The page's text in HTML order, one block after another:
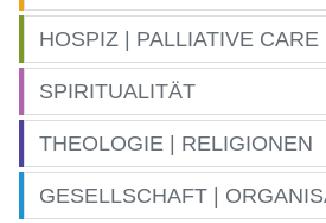
HOSPIZ | PALLIATIVE CARE
SPIRITUALITÄT
THEOLOGIE | RELIGIONEN
GESELLSCHAFT |